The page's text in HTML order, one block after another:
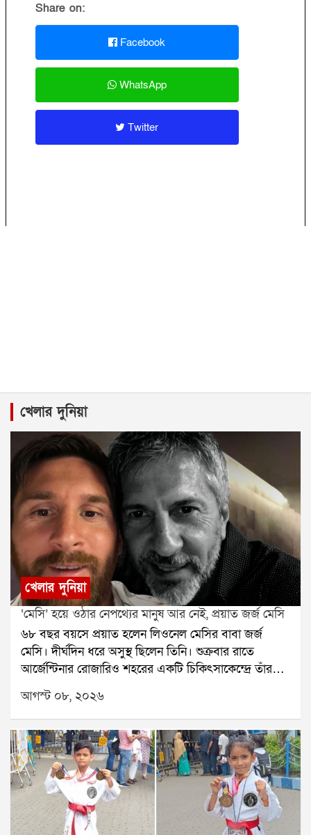
Share on:
Facebook
WhatsApp
Twitter
খেলার দুনিয়া
খেলার দুনিয়া
‘মেসি’ হয়ে ওঠার নেপথ্যের মানুষ আর নেই, প্রয়াত জর্জ মেসি
৬৮ বছর বয়সে প্রয়াত হলেন লিওনেল মেসির বাবা জর্জ
মেসি। দীর্ঘদিন ধরে অসুস্থ ছিলেন তিনি। শুক্রবার রাতে
আর্জেন্টিনার রোজারিও শহরের একটি চিকিৎসাকেন্দ্রে তাঁর
মৃত্যু হয়েছে বলে মেসির পরিবারের তরফে নিশ্চিত করা
হয়েছে। তাঁর মৃত্যুতে শোকের ছায়া নেমে এসেছে ফুটবল
মহলেজর্জ মেসি শুধু লিওনেল মেসির বাবা ছিলেন না, ছেলের
দীর্ঘদিনের এজেন্ট ও পরামর্শদাতাও ছিলেন। মেসির
ফুটবলজীবনের শুরু থেকে তাঁর পাশে ছিলেন জর্জ। ছেলের
প্রতিভার উপর আস্থা রেখে ছোটবেলা থেকেই তাঁকে এগিয়ে
নিয়ে যাওয়ার ক্ষেত্রে গুরুত্বপূর্ণ ভূমিকা নিয়েছিলেন তিনি।
রোজারিওতেই ছোটবেলায় ফুটবলের হাতেখড়ি হয়েছিল
মেসির। নিউওয়েলস ওল্ড বয়েজের যুব দলে খেলার সময় তাঁর
আগস্ট ০৮, ২০২৬